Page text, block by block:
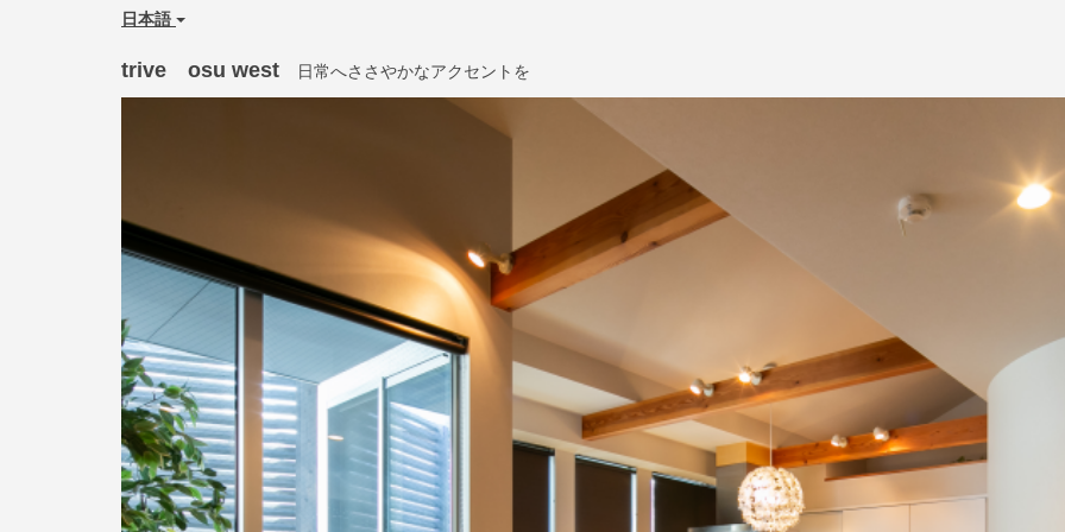
日本語
trive osu west 日常へささやかなアクセントを